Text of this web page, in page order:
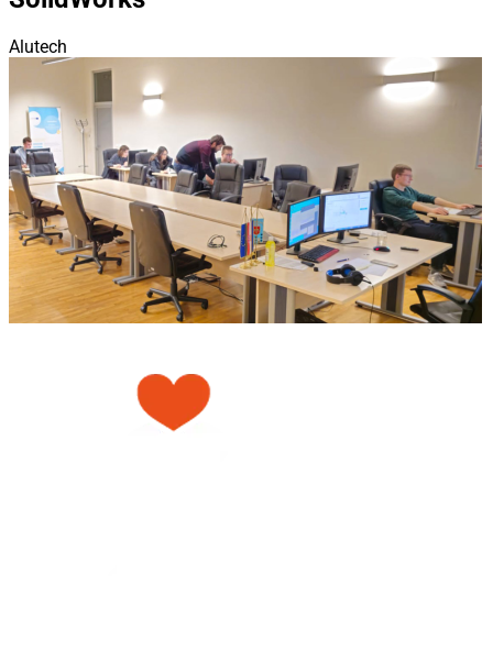
Alutech